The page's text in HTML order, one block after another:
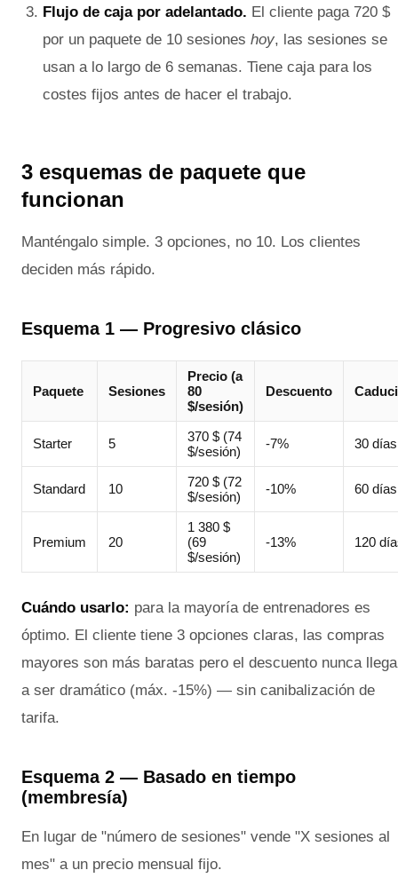
Flujo de caja por adelantado. El cliente paga 720 $
por un paquete de 10 sesiones hoy, las sesiones se
usan a lo largo de 6 semanas. Tiene caja para los
costes fijos antes de hacer el trabajo.
3 esquemas de paquete que
funcionan
Manténgalo simple. 3 opciones, no 10. Los clientes
deciden más rápido.
Esquema 1 — Progresivo clásico
Paquete Sesiones
Precio (a
80
$/sesión)
Descuento
Starter 5
370 $ (74
$/sesión)
-7% 30 días
Standard 10
720 $ (72
$/sesión)
-10% 60 días
Premium 20
1 380 $
(69
$/sesión)
-13% 120
Cuándo usarlo: para la mayoría de entrenadores es
óptimo. El cliente tiene 3 opciones claras, las compras
mayores son más baratas pero el descuento nunca llega
a ser dramático (máx. -15%) — sin canibalización de
tarifa.
Esquema 2 — Basado en tiempo
(membresía)
En lugar de "número de sesiones" vende "X sesiones al
mes" a un precio mensual fijo.